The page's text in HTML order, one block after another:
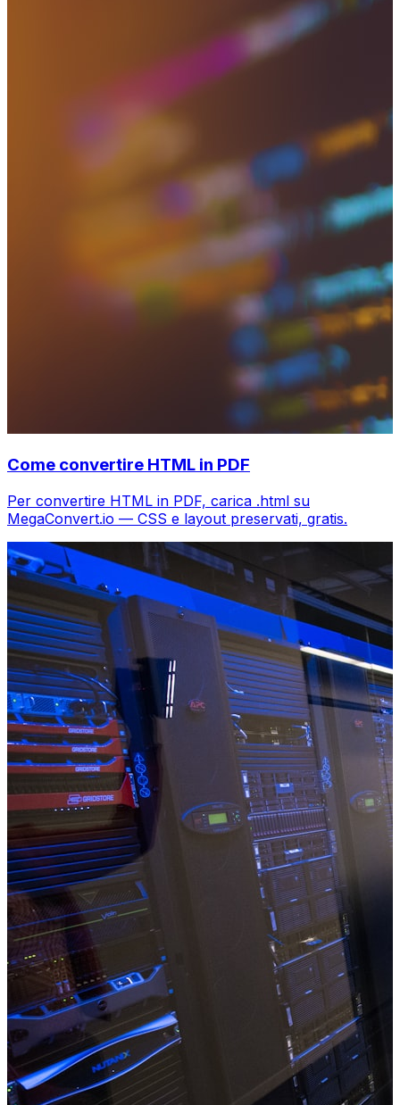
Come convertire HTML in PDF
Per convertire HTML in PDF, carica .html su
MegaConvert.io — CSS e layout preservati, gratis.